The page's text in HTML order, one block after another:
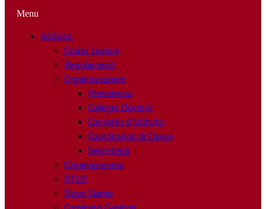
Menu
Istituto
Orario Lezioni
Regolamenti
Organizzazione
Presidenza
Collegio Docenti
Consiglio d’Istituto
Coordinatori di Classe
Segreteria
Organigramma
PTOF
Dove Siamo